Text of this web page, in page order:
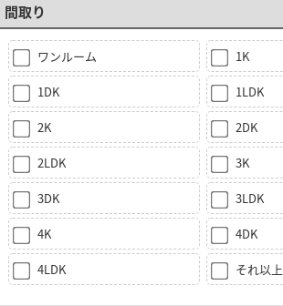
間取り
ワンルーム 1K
1DK 1LDK
2K 2DK
2LDK 3K
3DK 3LDK
4K 4DK
4LDK それ以上